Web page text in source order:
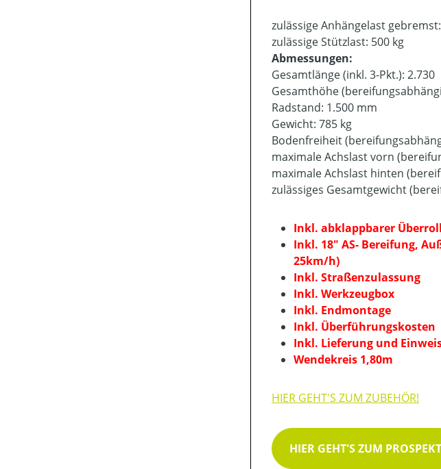
zulässige Anhängelast
zulässige Stützlast: 500 kg
Abmessungen:
Gesamtlänge (inkl. 3-Pkt.): 2.730
Gesamthöhe
Radstand: 1.500 mm
Gewicht: 785 kg
Bodenfreiheit
maximale Achslast vorn
maximale Achslast hinten
zulässiges Gesamtgewicht
Inkl. abklappbarer
Inkl. 18" AS- Bereifung,
25km/h)
Inkl. Straßenzulassung
Inkl. Werkzeugbox
Inkl. Endmontage
Inkl. Überführungskosten
Inkl. Lieferung und
Wendekreis 1,80m
HIER GEHT'S ZUM ZUBEHÖR!
HIER GEHT'S ZUM PROSPEKT